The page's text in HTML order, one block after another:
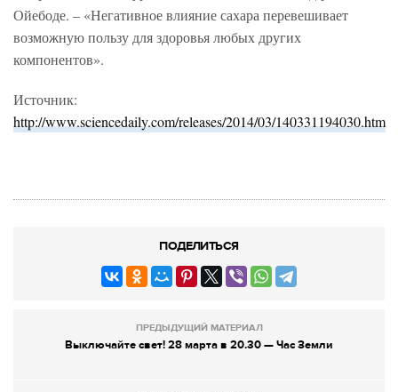
Ойебоде. – «Негативное влияние сахара перевешивает
возможную пользу для здоровья любых других
компонентов».
Источник:
http://www.sciencedaily.com/releases/2014/03/140331194030.htm
ПОДЕЛИТЬСЯ
ПРЕДЫДУЩИЙ МАТЕРИАЛ
Выключайте свет! 28 марта в 20.30 — Час Земли